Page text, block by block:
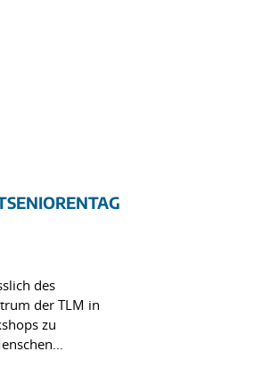
des
der TLM in
zu